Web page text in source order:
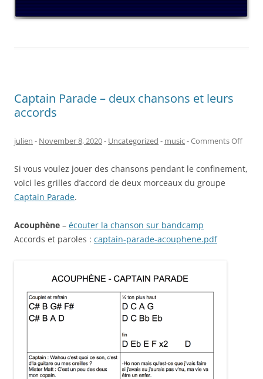
Captain Parade – deux chansons et leurs
accords
julien - November 8, 2020- Uncategorized - music-Comments Offon
Si vous voulez jouer des chansons pendant le confinement,
voici les grilles d’accord de deux morceaux du groupe
Captain Parade.
Acouphène – écouter la chanson sur bandcamp
Accords et paroles : captain-parade-acouphene.pdf